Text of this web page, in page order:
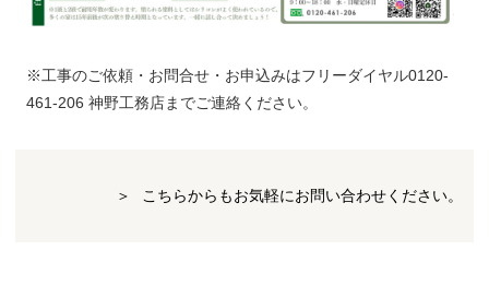
※工事のご依頼・お問合せ・お申込みはフリーダイヤル0120-
461-206 神野工務店までご連絡ください。
こちらからもお気軽にお問い合わせください。